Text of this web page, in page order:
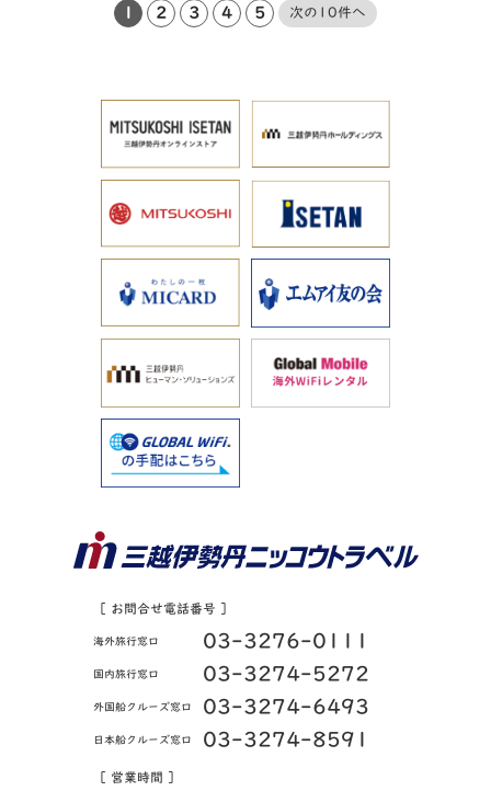
2 3 4 5 次の10件へ
［ お問合せ電話番号 ］
海外旅行窓口 03-3276-0111
国内旅行窓口 03-3274-5272
外国船クルーズ窓口 03-3274-6493
日本船クルーズ窓口 03-3274-8591
［ 営業時間 ］